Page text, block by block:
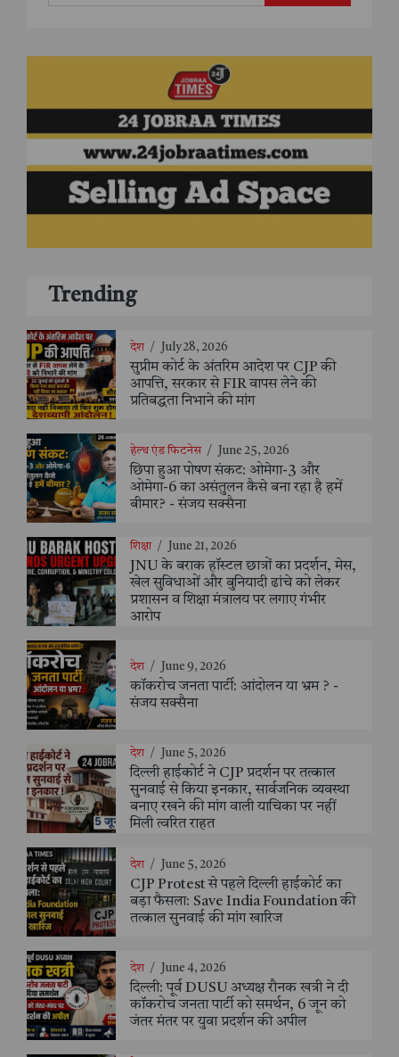
Trending
देश / July 28, 2026
सुप्रीम कोर्ट के अंतरिम आदेश पर CJP की
आपत्ति, सरकार से FIR वापस लेने की
प्रतिबद्धता निभाने की मांग
हेल्थ एंड फिटनेस / June 25, 2026
छिपा हुआ पोषण संकट: ओमेगा-3 और
ओमेगा-6 का असंतुलन कैसे बना रहा है हमें
बीमार? - संजय सक्सैना
शिक्षा / June 21, 2026
JNU के बराक हॉस्टल छात्रों का प्रदर्शन, मेस,
खेल सुविधाओं और बुनियादी ढांचे को लेकर
प्रशासन व शिक्षा मंत्रालय पर लगाए गंभीर
आरोप
देश / June 9, 2026
कॉकरोच जनता पार्टी: आंदोलन या भ्रम ? -
संजय सक्सैना
देश / June 5, 2026
दिल्ली हाईकोर्ट ने CJP प्रदर्शन पर तत्काल
सुनवाई से किया इनकार, सार्वजनिक व्यवस्था
बनाए रखने की मांग वाली याचिका पर नहीं
मिली त्वरित राहत
देश / June 5, 2026
CJP Protest से पहले दिल्ली हाईकोर्ट का
बड़ा फैसला: Save India Foundation की
तत्काल सुनवाई की मांग खारिज
देश / June 4, 2026
दिल्ली: पूर्व DUSU अध्यक्ष रौनक खत्री ने दी
कॉकरोच जनता पार्टी को समर्थन, 6 जून को
जंतर मंतर पर युवा प्रदर्शन की अपील